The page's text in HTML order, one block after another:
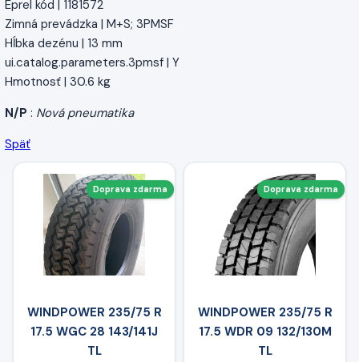
Eprel kód | 1181572
Zimná prevádzka | M+S; 3PMSF
Hĺbka dezénu | 13 mm
ui.catalog.parameters.3pmsf | Y
Hmotnosť | 30.6 kg
N/P : Nová pneumatika
Späť
Doprava zdarma
WINDPOWER 235/75 R
17.5 WGC 28 143/141J
TL
Doprava zdarma
WINDPOWER 235/75 R
17.5 WDR 09 132/130M
TL